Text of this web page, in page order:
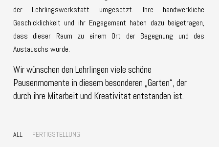
der Lehrlingswerkstatt umgesetzt. Ihre handwerkliche
Geschicklichkeit und ihr Engagement haben dazu beigetragen,
dass dieser Raum zu einem Ort der Begegnung und des
Austauschs wurde.
Wir wünschen den Lehrlingen viele schöne
Pausenmomente in diesem besonderen „Garten“, der
durch ihre Mitarbeit und Kreativität entstanden ist.
ALL FERTIGSTELLUNG